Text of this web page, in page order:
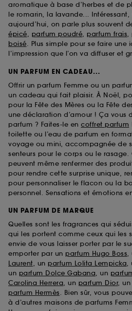
aromatique à base d’herbes et de
le romarin, la lavande...
aujourd’hui, on parle plus souvent
épicé, parfum poudré, parfum frais,
boisé. Plus simple pour se faire une
l’impression que l’on va diffuser et
UN PARFUM EN CADEAU...
Offrir un parfum Femme ou un
un cadeau qui fait plaisir. À Noël,
pour la Fête des Mères ou la Fête
une déclaration d’amour ! Ça vous
parfum ? Faites-le en coffret parfum
toilette ou l’eau de parfum en
voyage ou mini, accompagnée de
senteurs pour le corps ou le
peuvent même renfermer des
pour rendre cette surprise unique,
pour personnaliser le flacon ou la
personnel. Sensations et émotions
UN PARFUM DE MARQUE
Quelles sont les fragrances qui
qui les portent comme ceux qui les
envie de vous laisser porter par le
emporter par un parfum Hugo Boss,
Laurent, un parfum Lolita Lempicka,
un parfum Dolce Gabana, un
Carolina Herrera, un parfum Dior, un
parfum Hermès. Bien sûr, vous
à d’autres maisons de parfums